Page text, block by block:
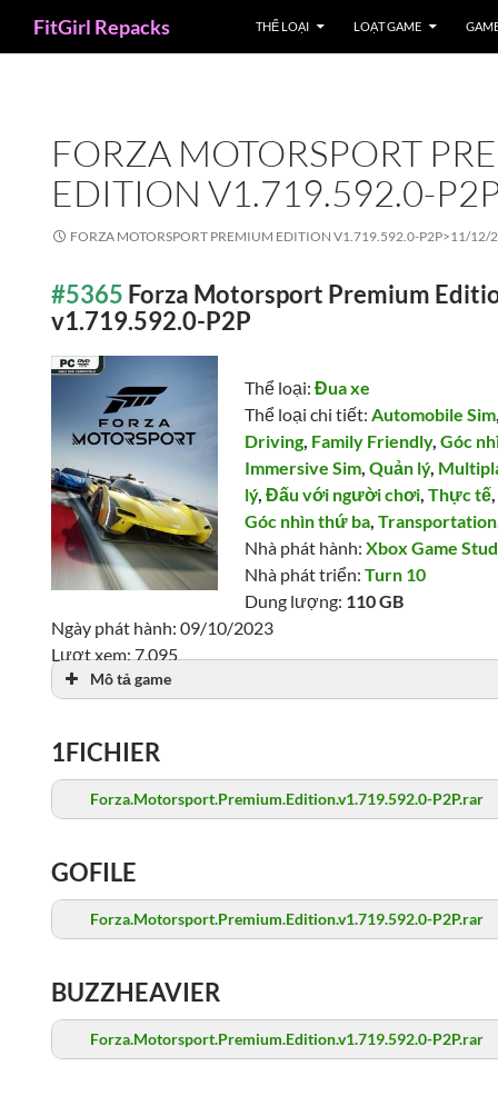
FitGirl Repacks THỂ LOẠI LOẠT GAME
FORZA MOTORSPORT
EDITION V1.719.592.0-
FORZA MOTORSPORT PREMIUM EDITION V1.719.592.0-P2P>11/12/
#5365 Forza Motorsport Premium
v1.719.592.0-P2P
Thể loại:Đua xe
Thể loại chi tiết:Automobile Sim
Driving, Family Friendly,Góc
Immersive Sim,Quản lý,
lý,Đấu với người chơi,Thực tế
Góc nhìn thứ ba,Transportation
Nhà phát hành:Xbox Game
Nhà phát triển:Turn 10
Dung lượng: 110 GB
Ngày phát hành: 09/10/2023
Lượt xem: 7,095
Mô tả game
1FICHIER
Forza.Motorsport.Premium.Edition.v1.719.592.0-P2P.rar
GOFILE
Forza.Motorsport.Premium.Edition.v1.719.592.0-P2P.rar
BUZZHEAVIER
Forza.Motorsport.Premium.Edition.v1.719.592.0-P2P.rar